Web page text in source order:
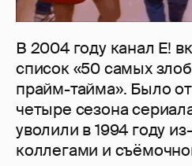
В 2004 году канал E!
список «50 самых
прайм-тайма». Было
четыре сезона
уволили в 1994 году
коллегами и